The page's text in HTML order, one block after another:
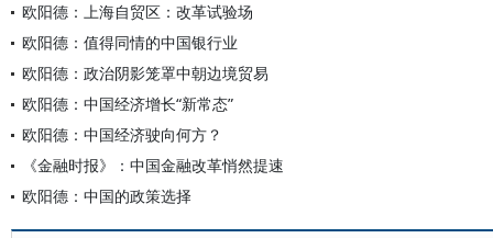
欧阳德：上海自贸区：改革试验场
欧阳德：值得同情的中国银行业
欧阳德：政治阴影笼罩中朝边境贸易
欧阳德：中国经济增长“新常态”
欧阳德：中国经济驶向何方？
《金融时报》：中国金融改革悄然提速
欧阳德：中国的政策选择